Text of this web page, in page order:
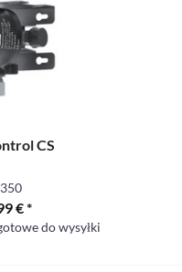
CS
€ *
do wysyłki